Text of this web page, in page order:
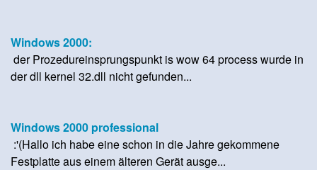
Windows 2000:
der Prozedureinsprungspunkt is wow 64 process wurde in
der dll kernel 32.dll nicht gefunden...
Windows 2000 professional
:'(Hallo ich habe eine schon in die Jahre gekommene
Festplatte aus einem älteren Gerät ausge...